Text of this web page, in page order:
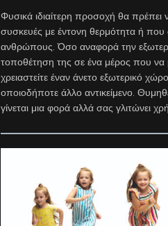
Φυσικά ιδιαίτερη προσοχή θα
συσκευές με έντονη θερμότητα ή
ανθρώπους. Όσο αναφορά την
τοποθέτηση της σε ένα μέρος που να
χρειαστείτε έναν άνετο εξωτερικό
οποιοδήποτε άλλο αντικείμενο.
γίνεται μια φορά αλλά σας γλιτώνει